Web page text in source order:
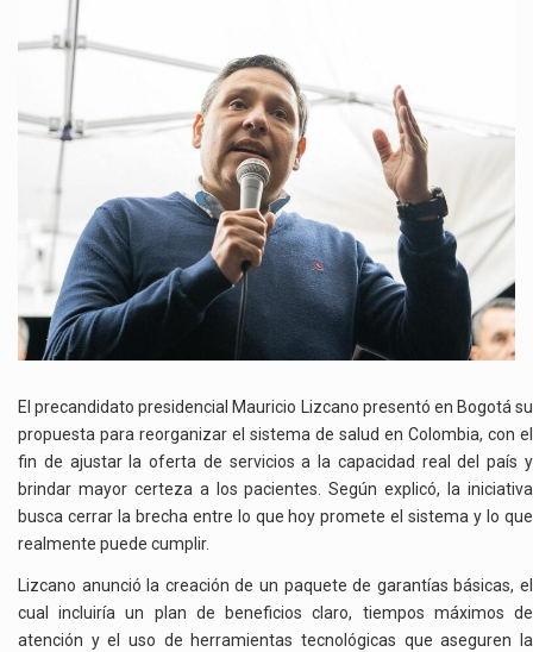
UN
SISTEMA
DE
SALUD
ORDENADO
CON
RUTAS
CLÍNICAS
Y
TECNOLOGÍA
PARA
ATENCIÓN
El precandidato presidencial Mauricio Lizcano presentó en Bogotá su
propuesta para reorganizar el sistema de salud en Colombia, con el
fin de ajustar la oferta de servicios a la capacidad real del país y
brindar mayor certeza a los pacientes. Según explicó, la iniciativa
busca cerrar la brecha entre lo que hoy promete el sistema y lo que
realmente puede cumplir.
Lizcano anunció la creación de un paquete de garantías básicas, el
cual incluiría un plan de beneficios claro, tiempos máximos de
atención y el uso de herramientas tecnológicas que aseguren la